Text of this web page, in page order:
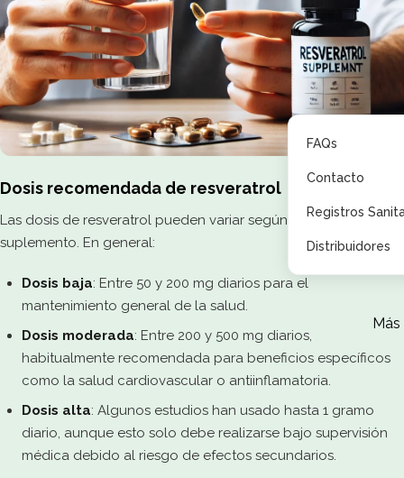
FAQs
Contacto
Registros
Distribuidores
Más
Dosis recomendada de resveratrol
Las dosis de resveratrol pueden variar según el objetivo del
suplemento. En general:
Dosis baja: Entre 50 y 200 mg diarios para el
mantenimiento general de la salud.
Dosis moderada: Entre 200 y 500 mg diarios,
habitualmente recomendada para beneficios específicos
como la salud cardiovascular o antiinflamatoria.
Dosis alta: Algunos estudios han usado hasta 1 gramo
diario, aunque esto solo debe realizarse bajo supervisión
médica debido al riesgo de efectos secundarios.